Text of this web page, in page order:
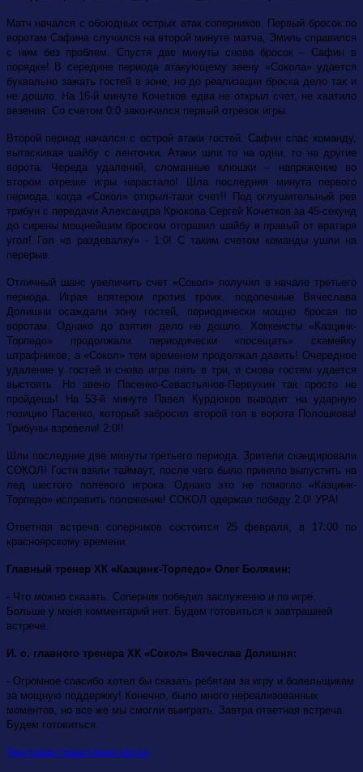
Матч начался с обоюдных острых атак соперников. Первый бросок по
воротам Сафина случился на второй минуте матча, Эмиль справился
с ним без проблем. Спустя две минуты снова бросок – Сафин в
порядке! В середине периода атакующему звену «Сокола» удается
буквально зажать гостей в зоне, но до реализации броска дело так и
не дошло. На 16-й минуте Кочетков едва не открыл счет, не хватило
везения. Со счетом 0:0 закончился первый отрезок игры.
Второй период начался с острой атаки гостей. Сафин спас команду,
вытаскивая шайбу с ленточки. Атаки шли то на одни, то на другие
ворота. Череда удалений, сломанные клюшки – напряжение во
втором отрезке игры нарастало! Шла последняя минута первого
периода, когда «Сокол» открыл-таки счет!! Под оглушительный рев
трибун с передачи Александра Крюкова Сергей Кочетков за 45-секунд
до сирены мощнейшим броском отправил шайбу в правый от вратаря
угол! Гол «в раздевалку» - 1:0! С таким счетом команды ушли на
перерыв.
Отличный шанс увеличить счет «Сокол» получил в начале третьего
периода. Играя впятером против троих, подопечные Вячеслава
Долишни осаждали зону гостей, периодически мощно бросая по
воротам. Однако до взятия дело не дошло. Хоккеисты «Казцинк-
Торпедо» продолжали периодически «посещать» скамейку
штрафников, а «Сокол» тем временем продолжал давить! Очередное
удаление у гостей и снова игра пять в три, и снова гостям удается
выстоять. Но звено Пасенко-Севастьянов-Первухин так просто не
пройдешь! На 53-й минуте Павел Курдюков выводит на ударную
позицию Пасенко, который забросил второй гол в ворота Полошкова!
Трибуны взревели! 2:0!!
Шли последние две минуты третьего периода. Зрители скандировали
СОКОЛ! Гости взяли таймаут, после чего было приняло выпустить на
лед шестого полевого игрока. Однако это не помогло «Казцинк-
Торпедо» исправить положение! СОКОЛ одержал победу 2:0! УРА!
Ответная встреча соперников состоится 25 февраля, в 17:00 по
красноярскому времени.
Главный тренер ХК «Казцинк-Торпедо» Олег Болякин:
- Что можно сказать. Соперник победил заслуженно и по игре.
Больше у меня комментарий нет. Будем готовиться к завтрашней
встрече.
И. о. главного тренера ХК «Сокол» Вячеслав Долишня:
- Огромное спасибо хотел бы сказать ребятам за игру и болельщикам
за мощную поддержку! Конечно, было много нереализованных
моментов, но все же мы смогли выиграть. Завтра ответная встреча.
Будем готовиться.
Текстовая трансляция матча